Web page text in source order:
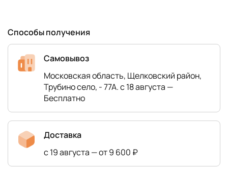
Способы получения
Самовывоз
Московская область, Щелковский район,
Трубино село, - 77А. с 18 августа —
Бесплатно
Доставка
с 19 августа — от 9 600 ₽